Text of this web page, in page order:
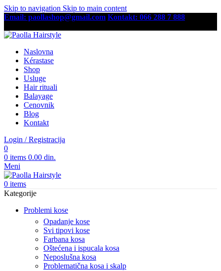
Skip to navigation Skip to main content
Email: paollashop@gmail.com Kontakt: 066 288 7 888
Naslovna
Kérastase
Shop
Usluge
Hair rituali
Balayage
Cenovnik
Blog
Kontakt
Login / Registracija
0
0 items 0.00 din.
Meni
0 items
Kategorije
Problemi kose
Opadanje kose
Svi tipovi kose
Farbana kosa
Oštećena i ispucala kosa
Neposlušna kosa
Problematična kosa i skalp